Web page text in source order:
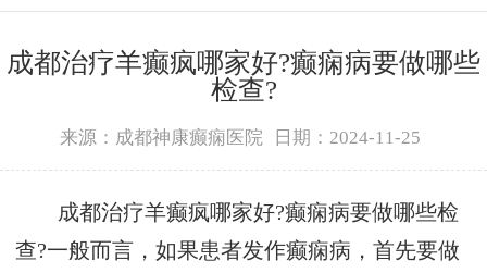
成都治疗羊癫疯哪家好?癫痫病要做哪些
检查?
来源：成都神康癫痫医院 日期：2024-11-25
成都治疗羊癫疯哪家好?癫痫病要做哪些检
查?一般而言，如果患者发作癫痫病，首先要做